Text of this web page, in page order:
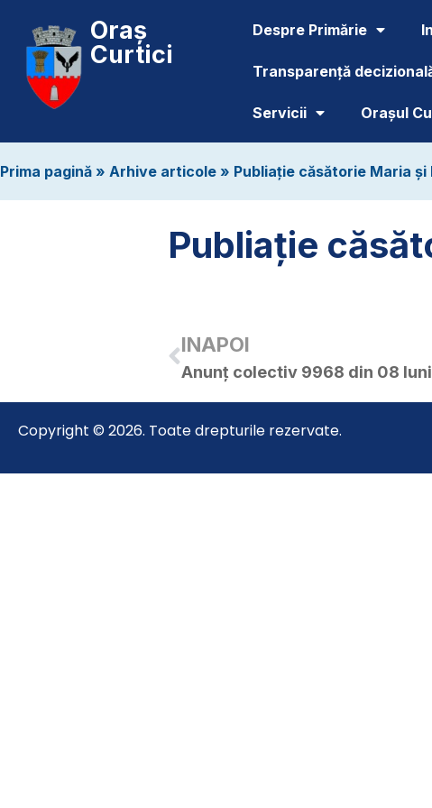
Oraș
Curtici
Despre Primărie
Transparență
Servicii Orașul
Prima pagină » Arhive articole » Publiație căsătorie Maria și
Publiație
INAPOI
Anunț colectiv 9968 din 08
Copyright © 2026. Toate drepturile rezervate.